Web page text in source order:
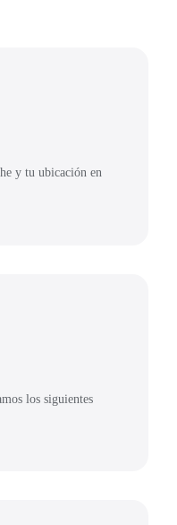
y tu ubicación en
los siguientes